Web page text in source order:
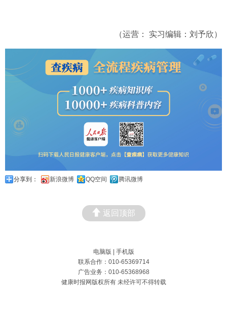
（运营： 实习编辑：刘予欣）
分享到： 新浪微博 QQ空间 腾讯微博
返回顶部
电脑版
手机版
联系合作：010-65369714
广告业务：010-65368968
健康时报网版权所有 未经许可不得转载